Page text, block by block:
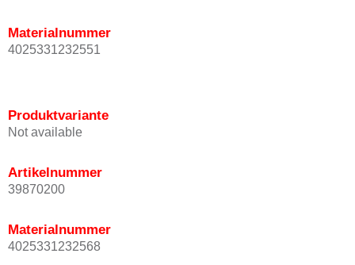
Materialnummer
4025331232551
Produktvariante
Not available
Artikelnummer
39870200
Materialnummer
4025331232568